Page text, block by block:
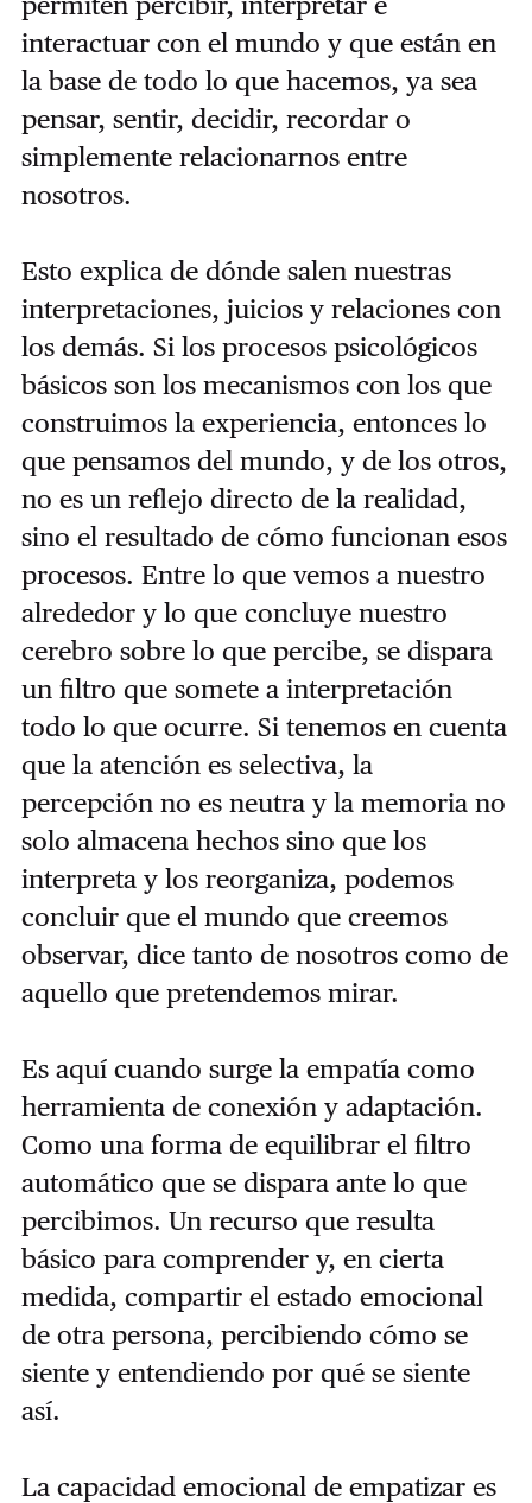
interactuar con el mundo y que están en
la base de todo lo que hacemos, ya sea
pensar, sentir, decidir, recordar o
simplemente relacionarnos entre
nosotros.
Esto explica de dónde salen nuestras
interpretaciones, juicios y relaciones con
los demás. Si los procesos psicológicos
básicos son los mecanismos con los que
construimos la experiencia, entonces lo
que pensamos del mundo, y de los otros,
no es un reflejo directo de la realidad,
sino el resultado de cómo funcionan esos
procesos. Entre lo que vemos a nuestro
alrededor y lo que concluye nuestro
cerebro sobre lo que percibe, se dispara
un filtro que somete a interpretación
todo lo que ocurre. Si tenemos en cuenta
que la atención es selectiva, la
percepción no es neutra y la memoria no
solo almacena hechos sino que los
interpreta y los reorganiza, podemos
concluir que el mundo que creemos
observar, dice tanto de nosotros como de
aquello que pretendemos mirar.
Es aquí cuando surge la empatía como
herramienta de conexión y adaptación.
Como una forma de equilibrar el filtro
automático que se dispara ante lo que
percibimos. Un recurso que resulta
básico para comprender y, en cierta
medida, compartir el estado emocional
de otra persona, percibiendo cómo se
siente y entendiendo por qué se siente
así.
La capacidad emocional de empatizar es